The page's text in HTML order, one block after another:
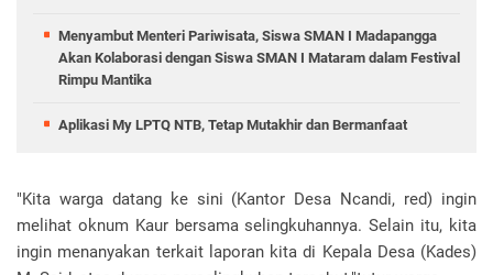
Menyambut Menteri Pariwisata, Siswa SMAN I Madapangga
Akan Kolaborasi dengan Siswa SMAN I Mataram dalam Festival
Rimpu Mantika
Aplikasi My LPTQ NTB, Tetap Mutakhir dan Bermanfaat
"Kita warga datang ke sini (Kantor Desa Ncandi, red) ingin
melihat oknum Kaur bersama selingkuhannya. Selain itu, kita
ingin menanyakan terkait laporan kita di Kepala Desa (Kades)